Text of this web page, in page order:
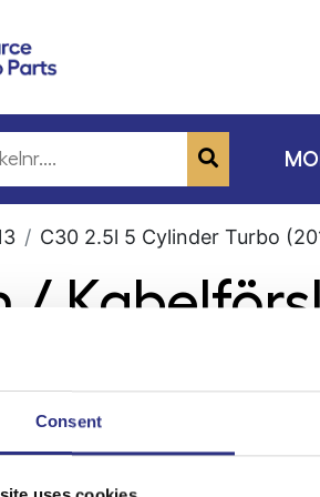
Consent
C30 2.5l 5 Cylinder Turbo
/
Sverige